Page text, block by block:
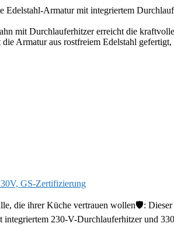
Armatur mit integriertem
mit Durchlauferhitzer erreicht die
Armatur aus rostfreiem Edelstahl
GS-Zertifizierung
ihrer Küche vertrauen wollen🛡️: Dieser
230-V-Durchlauferhitzer und